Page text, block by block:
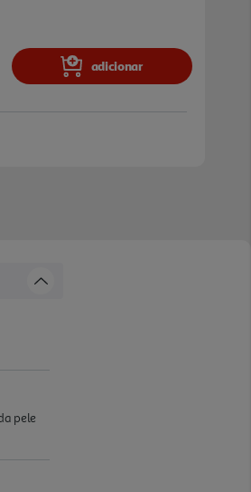
adicionar
pele